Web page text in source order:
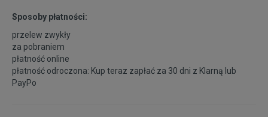
Sposoby płatności:
przelew zwykły
za pobraniem
płatność online
płatność odroczona: Kup teraz zapłać za 30 dni z Klarną lub
PayPo